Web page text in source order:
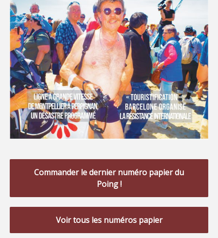
Commander le dernier numéro papier du
Poing !
Voir tous les numéros papier